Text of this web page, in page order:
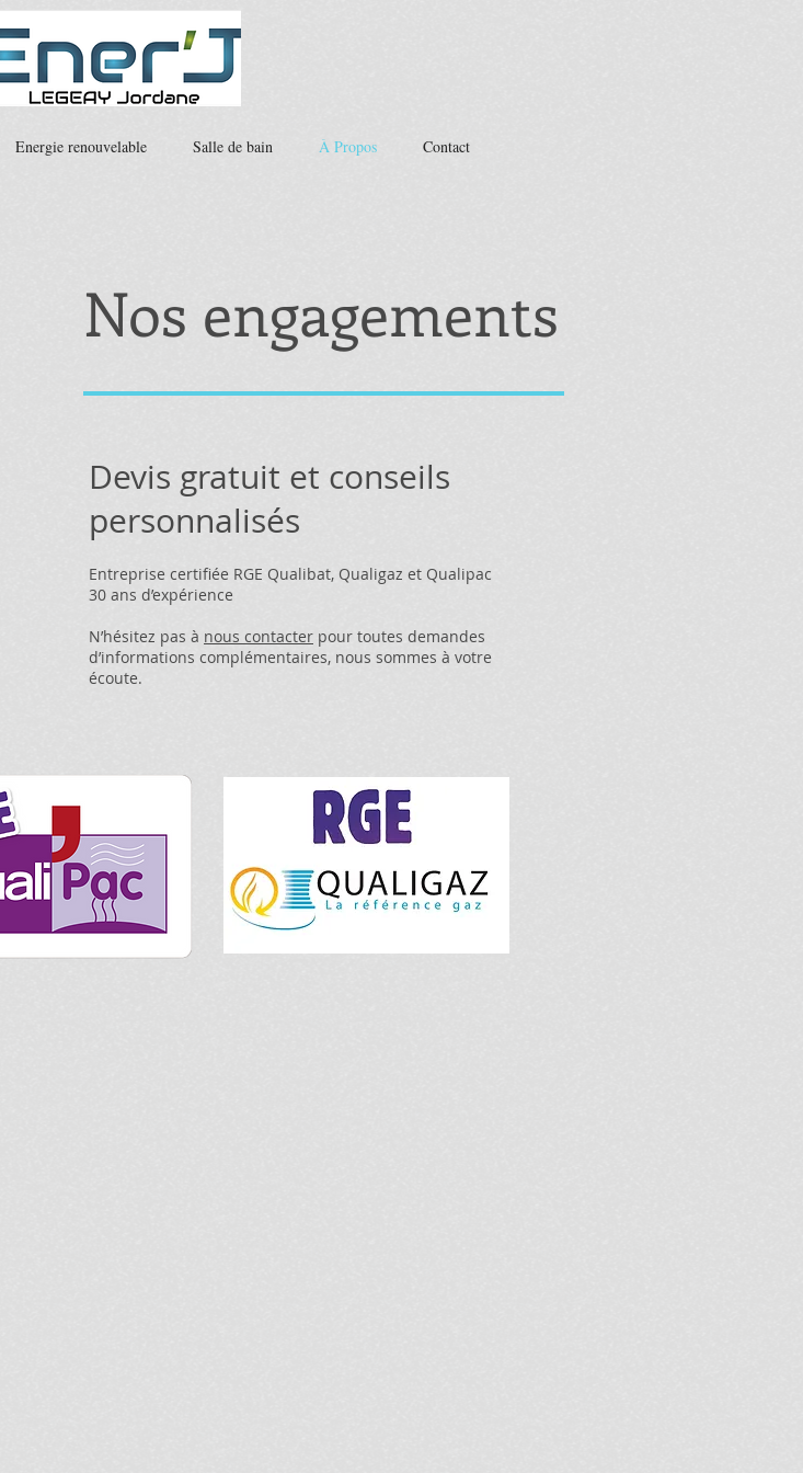
Energie renouvelable Salle de bain À Propos Contact
Nos engagements
Devis gratuit et conseils
personnalisés
Entreprise certifiée RGE Qualibat, Qualigaz et Qualipac
30 ans d’expérience
N’hésitez pas à nous contacter pour toutes demandes
d’informations complémentaires, nous sommes à votre
écoute.